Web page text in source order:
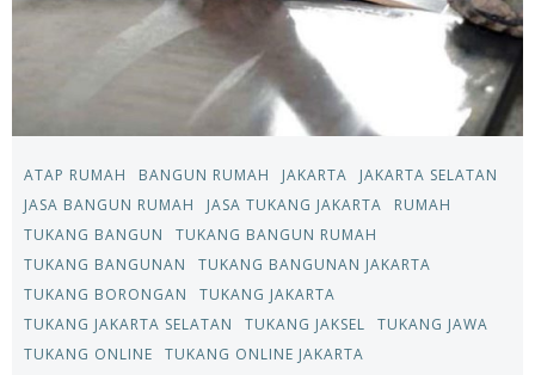
ATAP RUMAH BANGUN RUMAH JAKARTA
JAKARTA SELATAN
JASA BANGUN RUMAH
JASA TUKANG JAKARTA
RUMAH
TUKANG BANGUN
TUKANG BANGUN RUMAH
TUKANG BANGUNAN
TUKANG BANGUNAN JAKARTA
TUKANG BORONGAN
TUKANG JAKARTA
TUKANG JAKARTA SELATAN
TUKANG JAKSEL
TUKANG JAWA
TUKANG ONLINE
TUKANG ONLINE JAKARTA